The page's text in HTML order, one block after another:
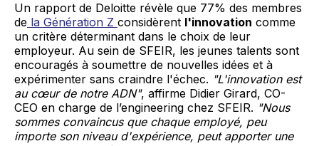
Un rapport de Deloitte révèle que 77% des membres
de la Génération Z considèrent l'innovation comme
un critère déterminant dans le choix de leur
employeur. Au sein de SFEIR, les jeunes talents sont
encouragés à soumettre de nouvelles idées et à
expérimenter sans craindre l'échec. "L'innovation est
au cœur de notre ADN", affirme Didier Girard, CO-
CEO en charge de l’engineering chez SFEIR. "Nous
sommes convaincus que chaque employé, peu
importe son niveau d'expérience, peut apporter une